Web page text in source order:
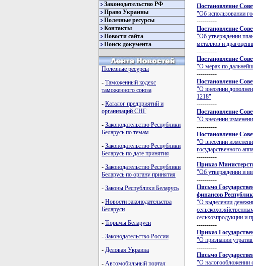
Законодательство РФ
Право Украины
Полезные ресурсы
Контакты
Новости сайта
Поиск документа
Полезные ресурсы
- Таможенный кодекс
таможенного союза
- Каталог предприятий и
организаций СНГ
- Законодательство Республики
Беларусь по темам
- Законодательство Республики
Беларусь по дате принятия
- Законодательство Республики
Беларусь по органу принятия
- Законы Республики Беларусь
- Новости законодательства
Беларуси
- Тюрьмы Беларуси
- Законодательство России
- Деловая Украина
- Автомобильный портал
Постановление
"Об использовании
----------
Постановление
"Об утверждении
металлов и
----------
Постановление
"О мерах по
----------
Постановление
"О внесении
1218"
----------
Постановление
"О внесении
----------
Постановление
"О внесении
государственного
----------
Приказ
"Об утверждении и
----------
Письмо
финансов
"О выделении
сельхозпродукции и
----------
Приказ
"О признании
----------
Письмо
"О налогообложении